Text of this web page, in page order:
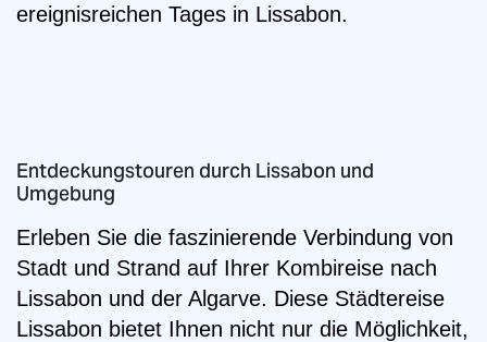
ereignisreichen Tages in Lissabon.
Entdeckungstouren durch Lissabon und
Umgebung
Erleben Sie die faszinierende Verbindung von
Stadt und Strand auf Ihrer Kombireise nach
Lissabon und der Algarve. Diese Städtereise
Lissabon bietet Ihnen nicht nur die Möglichkeit,